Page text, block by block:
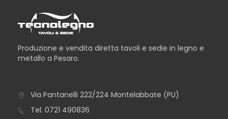
TAVOLO BERLINO
Produzione e vendita diretta tavoli e sedie in legno e
metallo a Pesaro.
Via Pantanelli 222/224 Montelabbate (PU)
Tel. 0721 490836